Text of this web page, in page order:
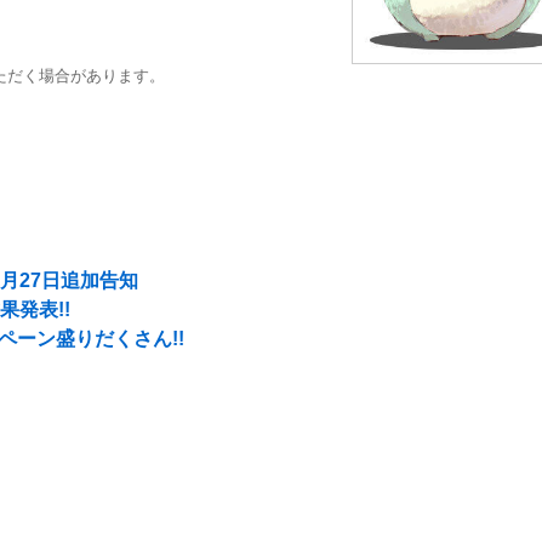
く場合があります。
27日追加告知
発表!!
ーン盛りだくさん!!